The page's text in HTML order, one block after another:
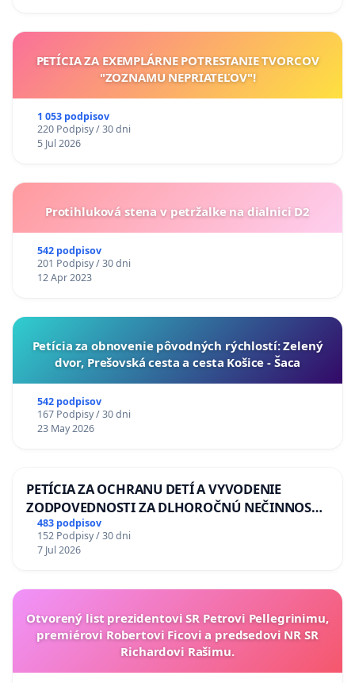
PETÍCIA ZA EXEMPLÁRNE POTRESTANIE TVORCOV
"ZOZNAMU NEPRIATEĽOV"!
1 053 podpisov
220 Podpisy / 30 dni
5 Jul 2026
Protihluková stena v petržalke na dialnici D2
542 podpisov
201 Podpisy / 30 dni
12 Apr 2023
​Petícia za obnovenie pôvodných rýchlostí: Zelený
dvor, Prešovská cesta a cesta Košice - Šaca
542 podpisov
167 Podpisy / 30 dni
23 May 2026
PETÍCIA ZA OCHRANU DETÍ A VYVODENIE
ZODPOVEDNOSTI ZA DLHOROČNÚ NEČINNOSŤ
A ZLYHANIE ŠTÁTU
483 podpisov
152 Podpisy / 30 dni
7 Jul 2026
Otvorený list prezidentovi SR Petrovi Pellegrinimu,
premiérovi Robertovi Ficovi a predsedovi NR SR
Richardovi Rašimu.